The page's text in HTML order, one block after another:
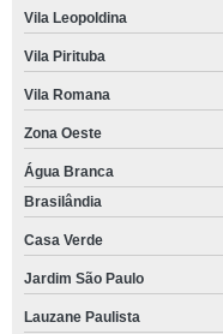
Vila Leopoldina
Vila Pirituba
Vila Romana
Zona Oeste
Água Branca
Brasilândia
Casa Verde
Jardim São Paulo
Lauzane Paulista